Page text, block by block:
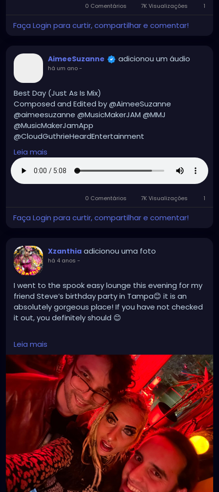
#instrumentalmusic#hiphop
#hiphopinstrumental
0 Comentários 7K Visualizações 1
Faça Login para curtir, compartilhar e comentar!
AimeeSuzanne adicionou um áudio
há um ano-
Best Day (Just As Is Mix)
Composed and Edited by @AimeeSuzanne
@aimeesuzanne @MusicMakerJAM @MMJ
@MusicMakerJamApp
@CloudGuthrieHeardEntertainment
#aimeesuzanne#AimeeSuzanne
#CloudGuthrieHeardEntertainment#MMJ
#MusicMakerJamApp
#instrumentalmusic#hiphop
#hiphopinstrumental
Leia mais
0 Comentários 7K Visualizações 1
Faça Login para curtir, compartilhar e comentar!
Xzanthia adicionou uma foto
há 4 anos -
I went to the spook easy lounge this evening for my
friend Steve’s birthday party in Tampa😊 it is an
absolutely gorgeous place! If you have not checked
it out, you definitely should 😊
linktr.ee/XZanthia 🥰❣️🫶
#tampa #florida#tampabay #orlando
#miami
#tampaflorida#stpete #clearwater
#tampafl
#southtampa #explorepage
#jacksonville
#stpetersburg#atlanta#brandon#sarasota
#love
#explore #music#downtowntampa
#lakeland
#newyork#usa#wesleychapel
#kissimmee
#hiphop#tampahairstylist#nfl#usf
#realestate
Leia mais